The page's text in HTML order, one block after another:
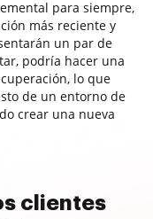
para siempre,
más reciente y
un par de
podría hacer una
lo que
de un entorno de
crear una nueva
clientes